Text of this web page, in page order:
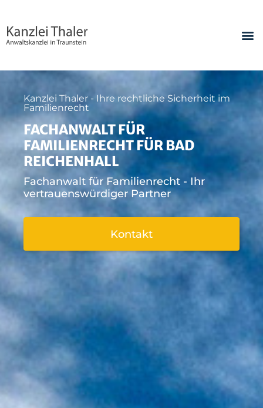
Kanzlei Thaler - Ihre rechtliche Sicherheit im
Familienrecht
FACHANWALT FÜR
FAMILIENRECHT FÜR BAD
REICHENHALL
Fachanwalt für Familienrecht - Ihr
vertrauenswürdiger Partner
Kontakt